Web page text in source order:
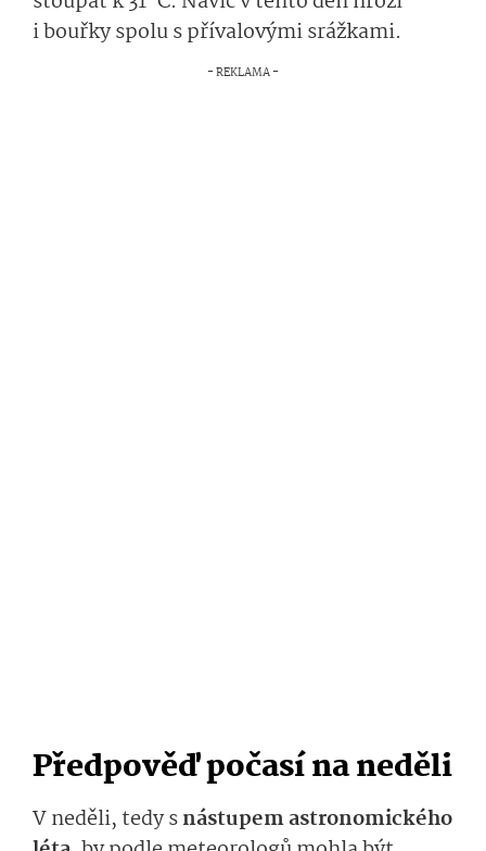
i bouřky spolu s přívalovými srážkami.
Předpověď počasí na neděli
V neděli, tedy snástupem astronomického